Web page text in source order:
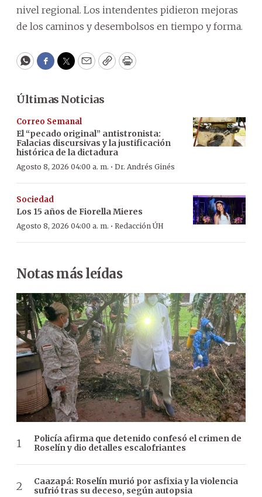
nivel regional. Los intendentes pidieron mejoras
de los caminos y desembolsos en tiempo y forma.
WhatsApp
Facebook
Twitter
EmailCopyPrint
Últimas Noticias
Correo Semanal
El “pecado original” antistronista:
Falacias discursivas y la justificación
histórica de la dictadura
Agosto 8, 2026 04:00 a. m. · Dr. Andrés Ginés
Sociedad
Los 15 años de Fiorella Mieres
Agosto 8, 2026 04:00 a. m. · Redacción ÚH
Notas más leídas
Policía afirma que detenido confesó el crimen de
Roselín y dio detalles escalofriantes
Caazapá: Roselín murió por asfixia y la violencia
sufrió tras su deceso, según autopsia